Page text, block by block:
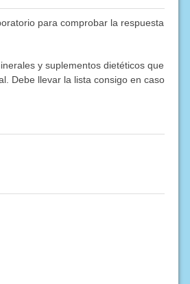
para comprobar la respuesta
y suplementos dietéticos que
Debe llevar la lista consigo en caso